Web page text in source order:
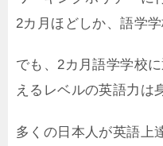
2カ月ほどしか、語学学
でも、2カ月語学学校
えるレベルの英語力は
多くの日本人が英語上